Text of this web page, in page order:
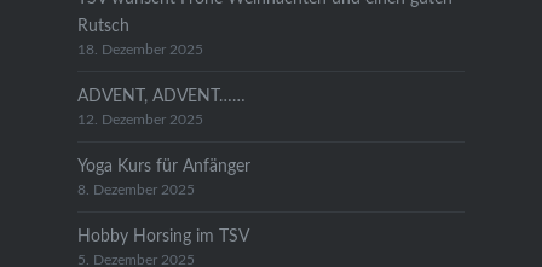
Rutsch
18. Dezember 2025
ADVENT, ADVENT……
12. Dezember 2025
Yoga Kurs für Anfänger
8. Dezember 2025
Hobby Horsing im TSV
5. Dezember 2025